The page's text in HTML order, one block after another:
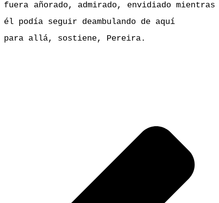
fuera añorado, admirado, envidiado mientras
él podía seguir deambulando de aquí
para allá, sostiene, Pereira.